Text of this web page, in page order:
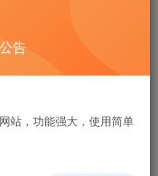
告
站，功能强大，使用简单